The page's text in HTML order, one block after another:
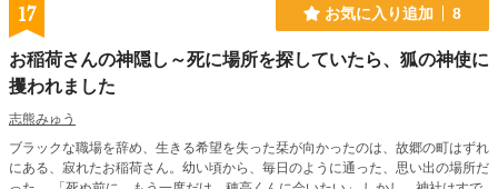
17 お気に入り追加 8
お稲荷さんの神隠し～死に場所を探していたら、狐の神使に
攫われました
志熊みゅう
ブラックな職場を辞め、生きる希望を失った栞が向かったのは、故郷の町はずれ
にある、寂れたお稲荷さん。幼い頃から、毎日のように通った、思い出の場所だ